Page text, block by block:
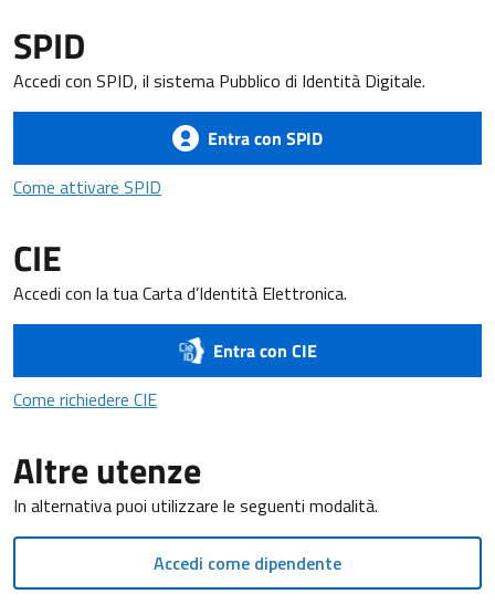
SPID
Accedi con SPID, il sistema Pubblico di Identità Digitale.
Entra con SPID
Come attivare SPID
CIE
Accedi con la tua Carta d’Identità Elettronica.
Entra con CIE
Come richiedere CIECome richiedere CIE
Altre utenze
In alternativa puoi utilizzare le seguenti modalità.
Accedi come dipendente